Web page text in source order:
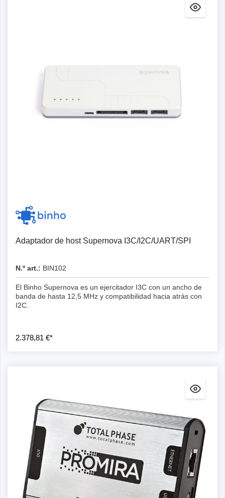
Adaptador de host Supernova I3C/I2C/UART/SPI
N.º art.: BIN102
El Binho Supernova es un ejercitador I3C con un ancho de
banda de hasta 12,5 MHz y compatibilidad hacia atrás con
I2C.
2.378,81 €*